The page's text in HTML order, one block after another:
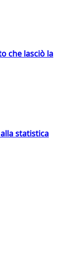
che lasciò la
statistica